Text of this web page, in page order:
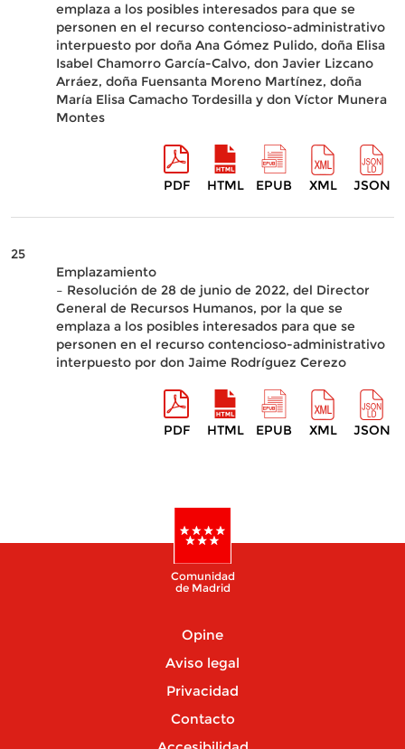
emplaza a los posibles interesados para que se
personen en el recurso contencioso-administrativo
interpuesto por doña Ana Gómez Pulido, doña Elisa
Isabel Chamorro García-Calvo, don Javier Lizcano
Arráez, doña Fuensanta Moreno Martínez, doña
María Elisa Camacho Tordesilla y don Víctor Munera
Montes
PDF HTML EPUB XML JSON
25
Emplazamiento
– Resolución de 28 de junio de 2022, del Director
General de Recursos Humanos, por la que se
emplaza a los posibles interesados para que se
personen en el recurso contencioso-administrativo
interpuesto por don Jaime Rodríguez Cerezo
PDF HTML EPUB XML JSON
Comunidad
de Madrid
Opine
Aviso legal
Privacidad
Contacto